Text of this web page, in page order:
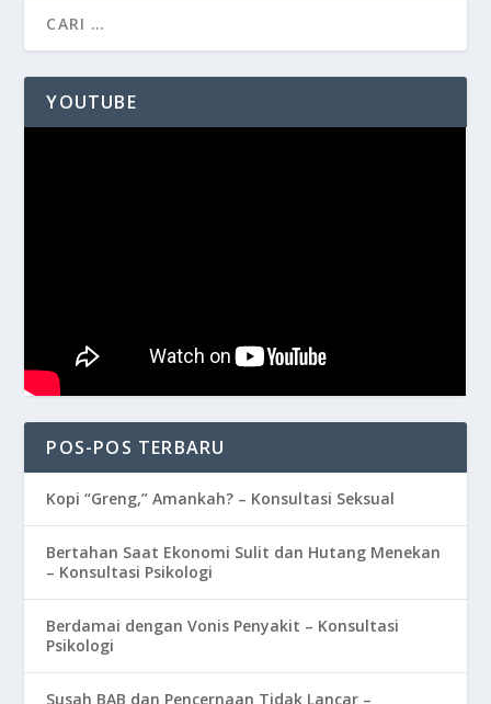
YOUTUBE
POS-POS TERBARU
Kopi “Greng,” Amankah? – Konsultasi Seksual
Bertahan Saat Ekonomi Sulit dan Hutang Menekan
– Konsultasi Psikologi
Berdamai dengan Vonis Penyakit – Konsultasi
Psikologi
Susah BAB dan Pencernaan Tidak Lancar –